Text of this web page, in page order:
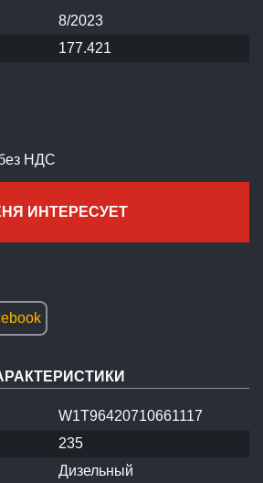
НДС
ИНТЕРЕСУЕТ
8/2023
177.421
W1T96420710661117
235
Дизельный